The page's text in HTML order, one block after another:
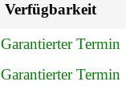
Verfügbarkeit
Garantierter Termin
Garantierter Termin